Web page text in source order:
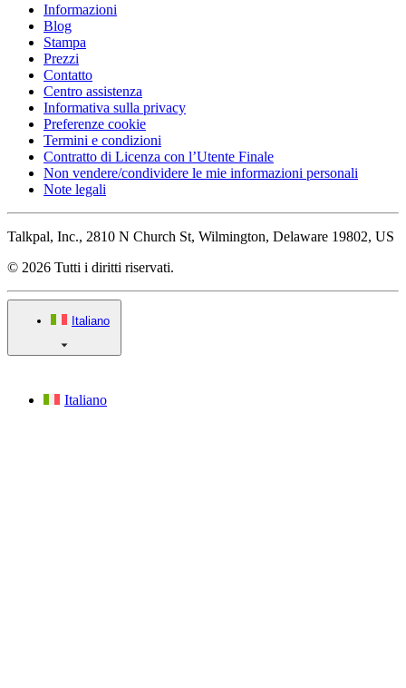
Informazioni
Blog
Stampa
Prezzi
Contatto
Centro assistenza
Informativa sulla privacy
Preferenze cookie
Termini e condizioni
Contratto di Licenza con l’Utente Finale
Non vendere/condividere le mie informazioni personali
Note legali
Talkpal, Inc., 2810 N Church St, Wilmington, Delaware 19802, US
© 2026 Tutti i diritti riservati.
Italiano
Italiano